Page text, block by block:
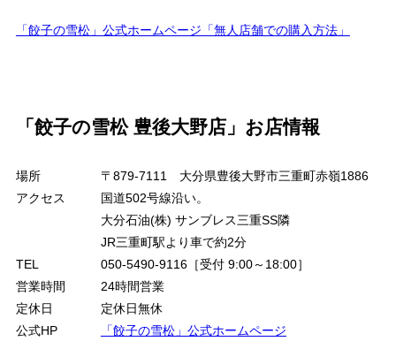
「餃子の雪松」公式ホームページ「無人店舗での購入方法」
「餃子の雪松 豊後大野店」お店情報
場所
〒879-7111 大分県豊後大野市三重町赤嶺1886
アクセス
国道502号線沿い。
大分石油(株) サンブレス三重SS隣
JR三重町駅より車で約2分
TEL
050-5490-9116［受付 9:00～18:00］
営業時間
24時間営業
定休日
定休日無休
公式HP
「餃子の雪松」公式ホームページ